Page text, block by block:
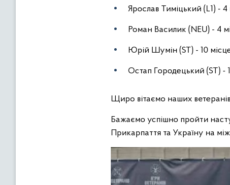
Ярослав Тиміцький (L1) - 4
Роман Василик (NEU) - 4
Юрій Шумін (ST) - 10
Остап Городецький (ST) -
Щиро вітаємо наших ветеранів
Бажаємо успішно пройти
Прикарпаття та Україну на